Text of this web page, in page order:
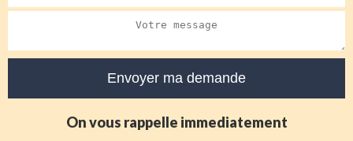
On vous rappelle immediatement